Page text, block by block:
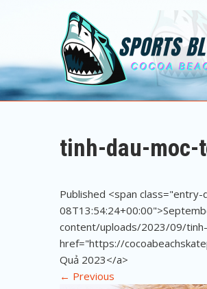
Sports Blog
Cocoa Beach
tinh-dau-moc-
Published <span
content/uploads/2023/09/
href="https://
Quả 2023</a>
← Previous